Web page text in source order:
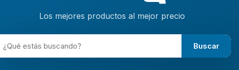
Los mejores productos al mejor precio
Buscar